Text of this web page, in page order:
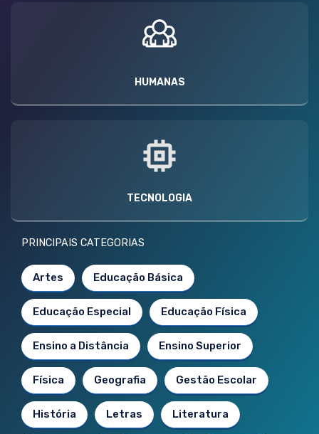
HUMANAS
TECNOLOGIA
PRINCIPAIS CATEGORIAS
Artes Educação Básica
Educação Especial Educação Física
Ensino a Distância Ensino Superior
Física Geografia Gestão Escolar
História Letras Literatura